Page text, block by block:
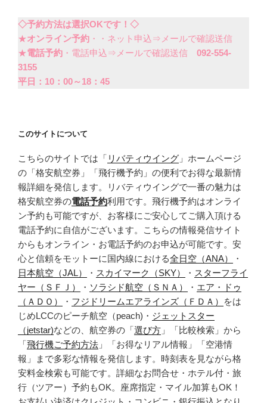
◇予約方法は選択OKです！◇
★オンライン予約 ・・ネット申込⇒メールで確認送信
★電話予約 ・電話申込⇒メールで確認送信 092-554-
3155
平日：10：00～18：45
このサイトについて
こちらのサイトでは「 リバティウイング 」ホームページ
の「格安航空券」「飛行機予約」の便利でお得な最新情
報詳細を発信します。リバティウイングで一番の魅力は
格安航空券の電話予約利用です。飛行機予約はオンライ
ン予約も可能ですが、お客様にご安心してご購入頂ける
電話予約に自信がございます。こちらの情報発信サイト
からもオンライン・お電話予約のお申込が可能です。安
心と信頼をモットーに国内線における全日空（ANA）
・
日本航空（JAL）
・ スカイマーク（SKY） ・ スターフライ
ヤー（ＳＦＪ）
・ ソラシド航空（ＳＮＡ） ・ エア・ドゥ
（ＡＤＯ）
・ フジドリームエアラインズ（ＦＤＡ）
をは
じめLCCのピーチ航空（peach)・ ジェットスター
（jetstar)などの、航空券の「選び方 」「比較検索」から
「飛行機ご予約方法 」「お得なリアル情報」「空港情
報」まで多彩な情報を発信します。時刻表を見ながら格
安料金検索も可能です。詳細なお問合せ・ホテル付・旅
行（ツアー）予約もOK。座席指定・マイル加算もOK！